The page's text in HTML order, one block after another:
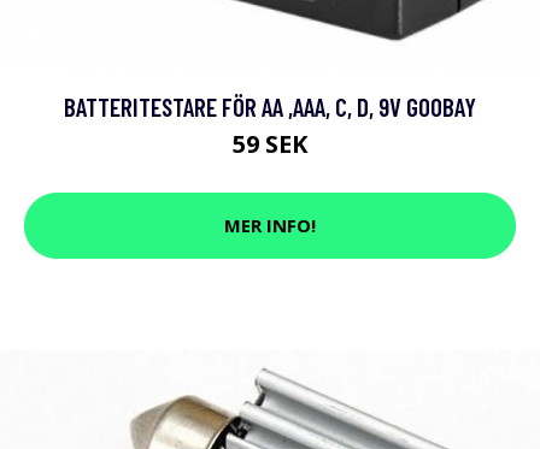
BATTERITESTARE FÖR AA ,AAA, C, D, 9V GOOBAY
59 SEK
MER INFO!